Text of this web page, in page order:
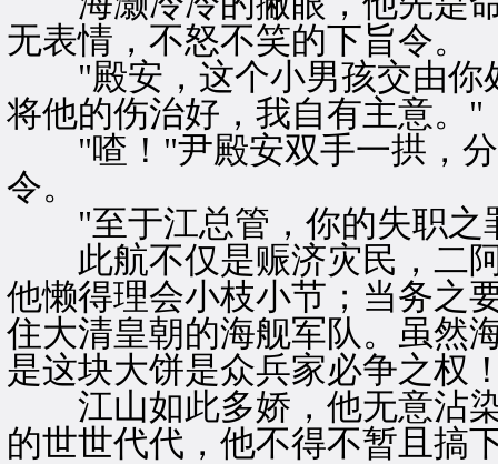
无表情，不怒不笑的下旨令。
"殿安，这个小男孩交由你
将他的伤治好，我自有主意。"
"喳！"尹殿安双手一拱，分
令。
"至于江总管，你的失职之
此航不仅是赈济灾民，二阿
他懒得理会小枝小节；当务之
住大清皇朝的海舰军队。虽然
是这块大饼是众兵家必争之权
江山如此多娇，他无意沾染
的世世代代，他不得不暂且搞